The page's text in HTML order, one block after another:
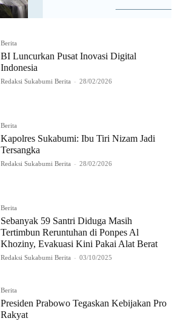
Berita
BI Luncurkan Pusat Inovasi Digital
Indonesia
Redaksi Sukabumi Berita - 28/02/2026
Berita
Kapolres Sukabumi: Ibu Tiri Nizam Jadi
Tersangka
Redaksi Sukabumi Berita - 28/02/2026
Berita
Sebanyak 59 Santri Diduga Masih
Tertimbun Reruntuhan di Ponpes Al
Khoziny, Evakuasi Kini Pakai Alat Berat
Redaksi Sukabumi Berita - 03/10/2025
Berita
Presiden Prabowo Tegaskan Kebijakan Pro
Rakyat